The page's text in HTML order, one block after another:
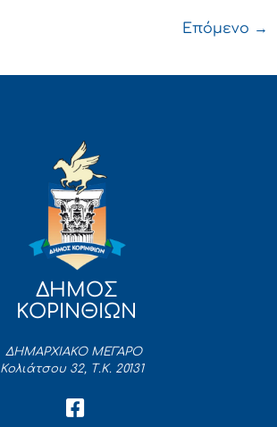
Επόμενο →
ΔΗΜΟΣ
ΚΟΡΙΝΘΙΩΝ
ΔΗΜΑΡΧΙΑΚΟ ΜΕΓΑΡΟ
Κολιάτσου 32, Τ.Κ. 20131